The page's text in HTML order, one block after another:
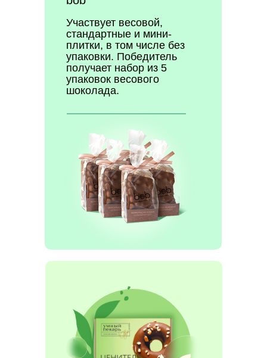
Участвует весовой,
стандартные и мини-
плитки, в том числе без
упаковки. Победитель
получает набор из 5
упаковок весового
шоколада.